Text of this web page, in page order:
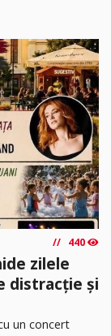
440
zilele
distracție și
un concert